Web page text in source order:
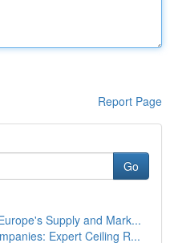
Report Page
Go
Supply and Mark...
Expert Ceiling R...